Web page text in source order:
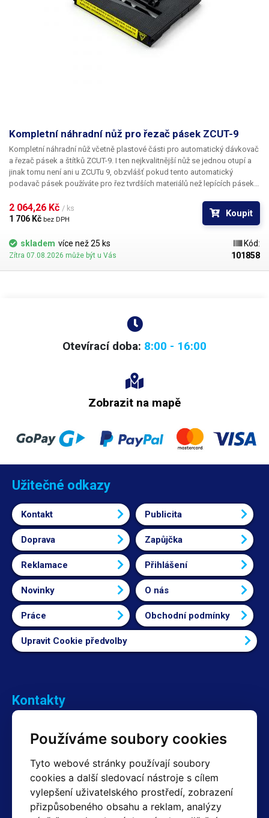
Používáme soubory cookies
Tyto webové stránky používají soubory
cookies a další sledovací nástroje s cílem
vylepšení uživatelského prostředí, zobrazení
přizpůsobeného obsahu a reklam, analýzy
Kompletní náhradní nůž pro řezač pásek ZCUT-9
Kompletní náhradní nůž včetně plastové části pro automatický dávkovač
a řezač pásek a štítků ZCUT-9. I ten nejkvalitnější nůž se jednou otupí a
jinak tomu není ani u ZCUTu 9, obzvlášť pokud tento automatický
podavač pásek používáte pro řez tvrdších materiálů než lepících pásek.
uloženy v plastovém šasi a pro výměnu stačí pouze vsunout do řezačky.
Součástí náhradního dílu je také nástavec pro držení již ustřihnuté pásky,
potřebujete pouze břity bez plastového šasi, můžete je objednat zde.
2 064,26 Kč / ks
1 706 Kč bez DPH
Koupit
skladem více než 25 ks
Zítra 07.08.2026 může být u Vás
Kód:
101858
Otevírací doba: 8:00 - 16:00
Zobrazit na mapě
Užitečné odkazy
Kontakt Publicita
Doprava Zapůjčka
Reklamace Přihlášení
Novinky O nás
Práce Obchodní podmínky
Upravit Cookie předvolby
Kontakty
+420 603 357 606 +420 605 234 204
Fakturační a expediční oddělení
+420 605 259 759 (Po–Pá: 7:30 – 15:00)
Technické oddělení